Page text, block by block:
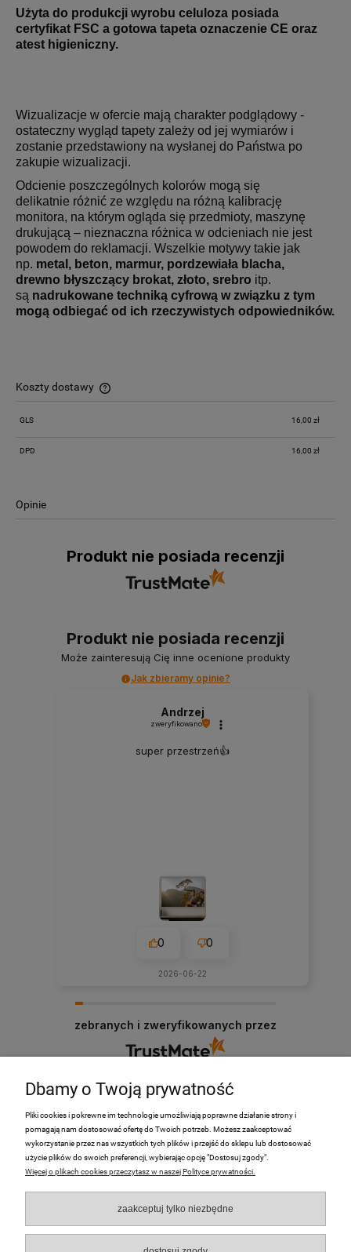
Użyta do produkcji wyrobu celuloza posiada
certyfikat FSC a gotowa tapeta oznaczenie CE oraz
atest higieniczny.
Wizualizacje w ofercie mają charakter podglądowy -
ostateczny wygląd tapety zależy od jej wymiarów i
zostanie przedstawiony na wysłanej do Państwa po
zakupie wizualizacji.
Odcienie poszczególnych kolorów mogą się
delikatnie różnić ze względu na różną kalibrację
monitora, na którym ogląda się przedmioty, maszynę
drukującą – nieznaczna różnica w odcieniach nie jest
powodem do reklamacji. Wszelkie motywy takie jak
np. metal, beton, marmur, pordzewiała blacha,
drewno błyszczący brokat, złoto, srebro itp.
są nadrukowane techniką cyfrową w związku z tym
mogą odbiegać od ich rzeczywistych odpowiedników.
Koszty dostawy
Cena nie zawiera ewentualnych kosztów płatności
GLS 16,00 zł
DPD 16,00 zł
Opinie
Produkt nie posiada recenzji
Produkt nie posiada recenzji
Może zainteresują Cię inne ocenione produkty
Jak zbieramy opinie?
Andrzej
zweryfikowano
super przestrzeń👍️
0 0
2026-06-22
zebranych i zweryfikowanych przez
PRODUKTY
Moje Konto
Płatności i dostawa
O nas
Dbamy o Twoją prywatność
Pliki cookies i pokrewne im technologie umożliwiają poprawne działanie strony i
pomagają nam dostosować ofertę do Twoich potrzeb. Możesz zaakceptować
wykorzystanie przez nas wszystkich tych plików i przejść do sklepu lub dostosować
użycie plików do swoich preferencji, wybierając opcję "Dostosuj zgody".
Więcej o plikach cookies przeczytasz w naszej Polityce prywatności.
zaakceptuj tylko niezbędne